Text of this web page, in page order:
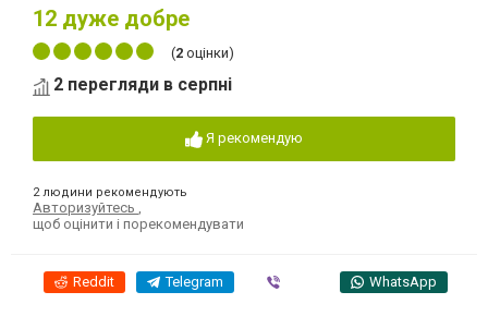
12 дуже добре
(2 оцінки)
2 перегляди в серпні
Я рекомендую
2 людини рекомендують
Авторизуйтесь
щоб оцінити і порекомендувати
Reddit Telegram WhatsApp